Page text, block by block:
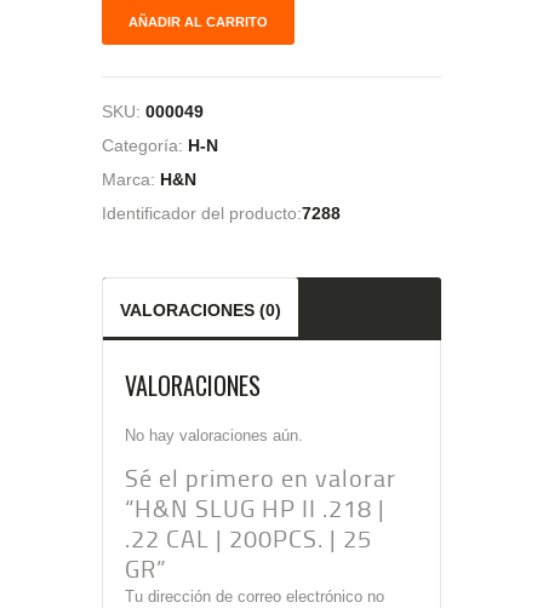
AÑADIR AL CARRITO
SKU: 000049
Categoría: H-N
Marca: H&N
Identificador del producto:7288
VALORACIONES (0)
VALORACIONES
No hay valoraciones aún.
Sé el primero en valorar
“H&N SLUG HP II .218 |
.22 CAL | 200PCS. | 25
GR”
Tu dirección de correo electrónico no